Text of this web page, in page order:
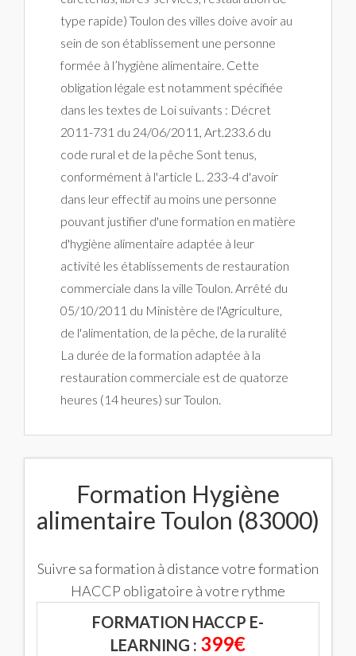
type rapide) Toulon des villes doive avoir au
sein de son établissement une personne
formée à l’hygiène alimentaire. Cette
obligation légale est notamment spécifiée
dans les textes de Loi suivants : Décret
2011-731 du 24/06/2011, Art.233.6 du
code rural et de la pêche Sont tenus,
conformément à l'article L. 233-4 d'avoir
dans leur effectif au moins une personne
pouvant justifier d'une formation en matière
d'hygiène alimentaire adaptée à leur
activité les établissements de restauration
commerciale dans la ville Toulon. Arrêté du
05/10/2011 du Ministère de l'Agriculture,
de l'alimentation, de la pêche, de la ruralité
La durée de la formation adaptée à la
restauration commerciale est de quatorze
heures (14 heures) sur Toulon.
Formation Hygiène
alimentaire Toulon (83000)
Suivre sa formation à distance votre formation
HACCP obligatoire à votre rythme
FORMATION HACCP E-
LEARNING : 399€